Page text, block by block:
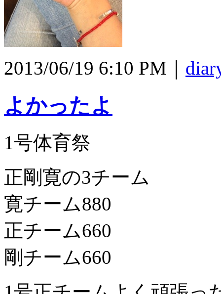
2013/06/19 6:10 PM｜
よかったよ
1号体育祭
正剛寛の3チーム
寛チーム880
正チーム660
剛チーム660